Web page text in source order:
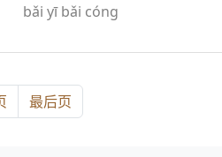
bǎi yī bǎi cóng
最后页